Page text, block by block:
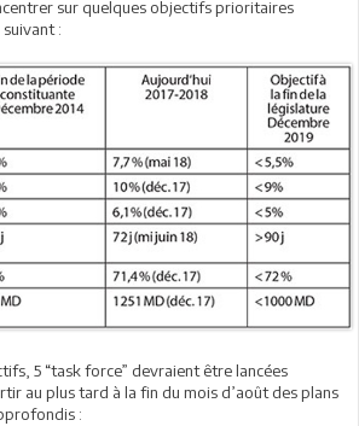
sur quelques objectifs prioritaires
:
5 “task force” devraient être lancées
au plus tard à la fin du mois d’août des plans
: